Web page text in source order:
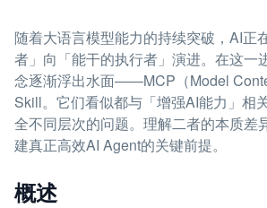
随着大语言模型能力的持续突破，AI正
者」向「能干的执行者」演进。在这一
念逐渐浮出水面——MCP（Model
Skill。它们看似都与「增强AI能力」相
全不同层次的问题。理解二者的本质差
建真正高效AI Agent的关键前提。
概述